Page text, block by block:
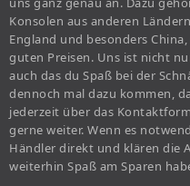
Konsolen aus anderen
England und besonders
guten Preisen. Uns ist nicht
auch das du Spaß bei der
dennoch mal dazu kommen,
jederzeit über das
gerne weiter. Wenn es
Händler direkt und klären die
weiterhin Spaß am Sparen